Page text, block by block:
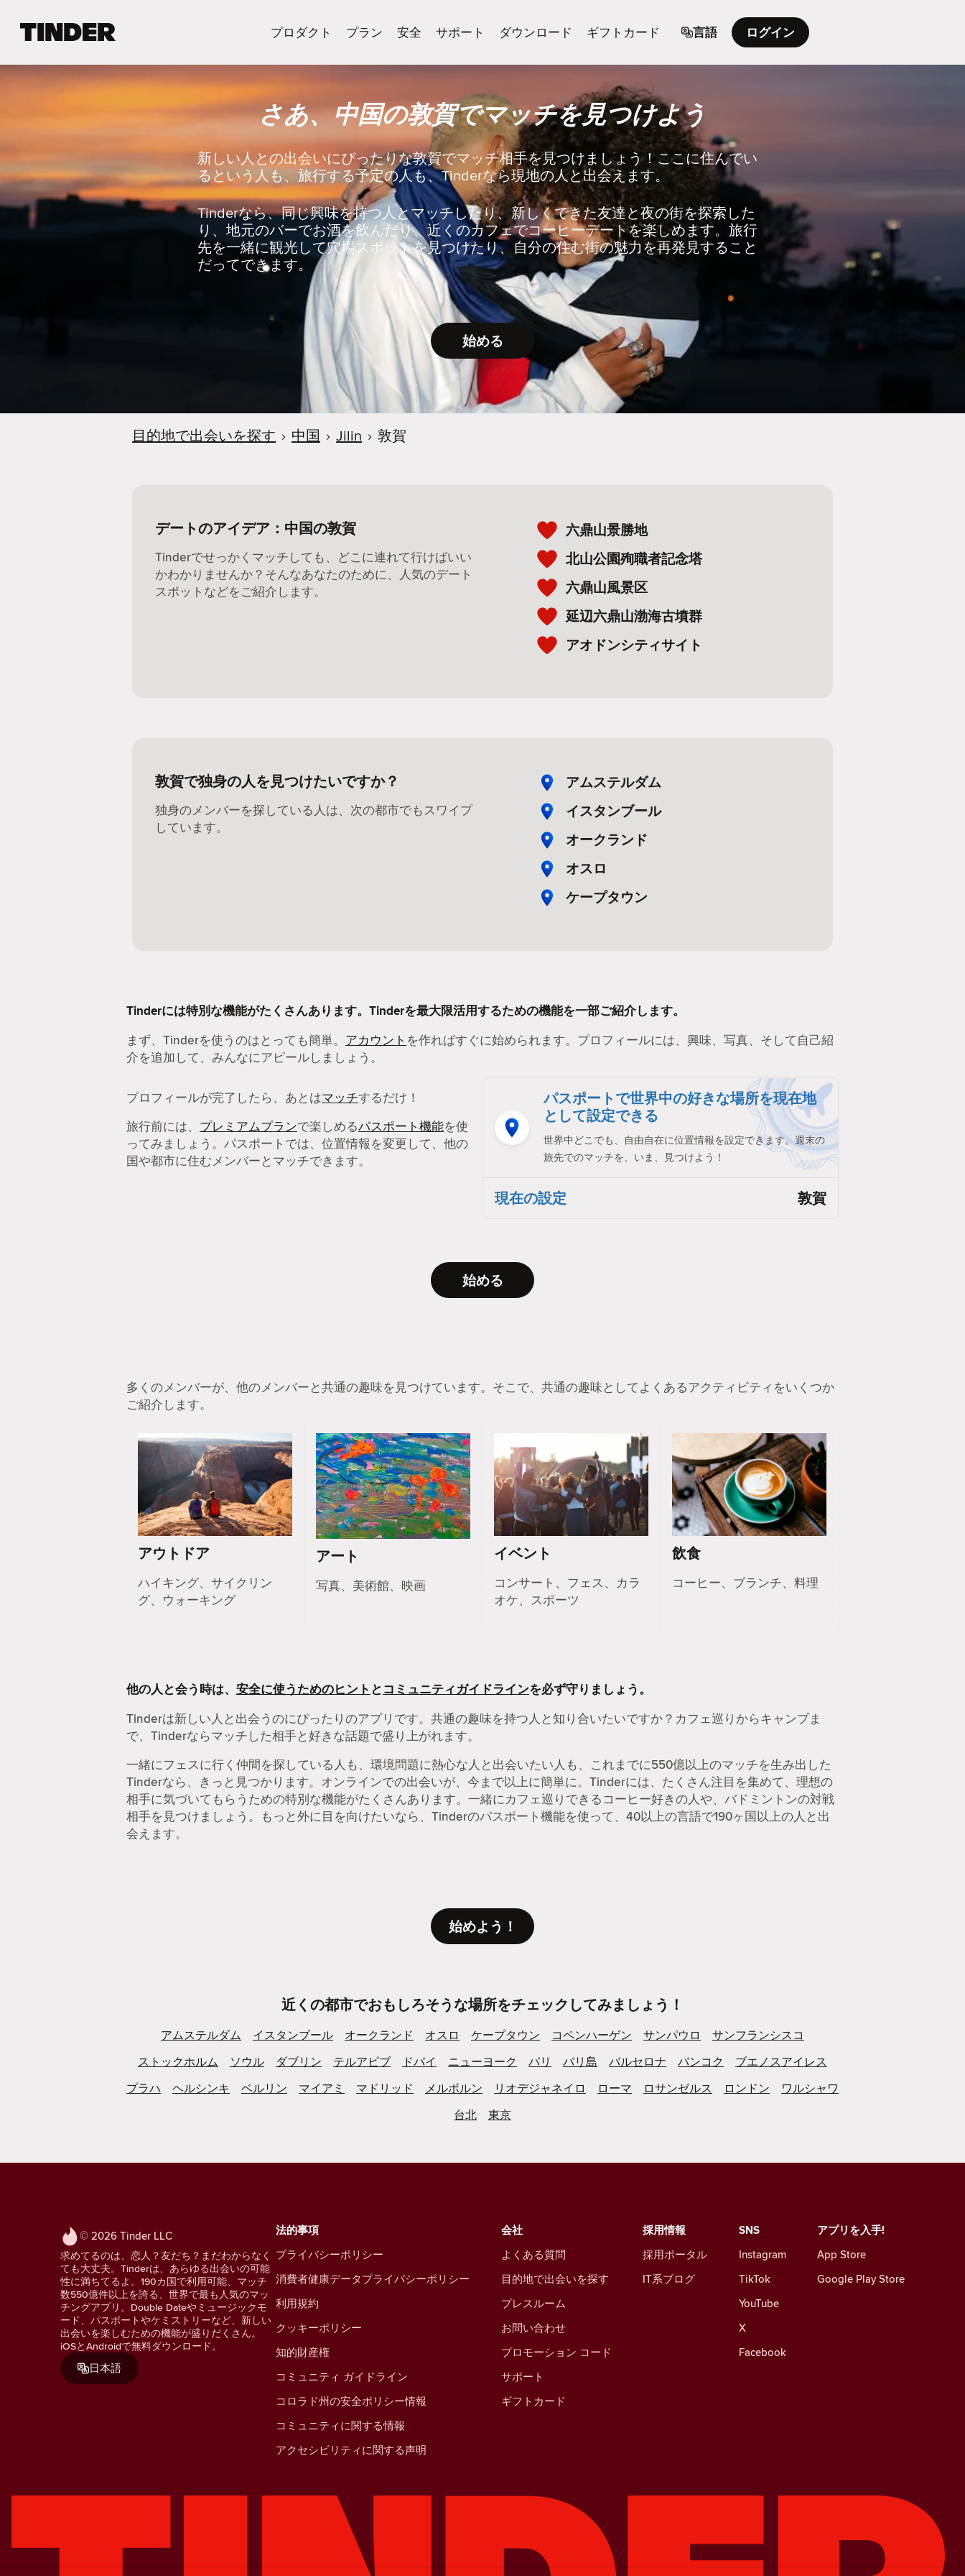
d
ム
ー
ジ
プロダクト プラン 安全 サポート ダウンロード ギフトカード 言語 ログイン
さあ、中国の敦賀でマッチを見つけよう
新しい人との出会いにぴったりな敦賀でマッチ相手を見つけましょう！ここに住んでい
るという人も、旅行する予定の人も、Tinderなら現地の人と出会えます。
Tinderなら、同じ興味を持つ人とマッチしたり、新しくできた友達と夜の街を探索した
り、地元のバーでお酒を飲んだり、近くのカフェでコーヒーデートを楽しめます。旅行
先を一緒に観光して穴場スポットを見つけたり、自分の住む街の魅力を再発見すること
だってできます。
始める
目的地で出会いを探す › 中国 › Jilin › 敦賀
デートのアイデア：中国の敦賀
Tinderでせっかくマッチしても、どこに連れて行けばいい
かわかりませんか？そんなあなたのために、人気のデート
スポットなどをご紹介します。
六鼎山景勝地
北山公園殉職者記念塔
六鼎山風景区
延辺六鼎山渤海古墳群
アオドンシティサイト
敦賀で独身の人を見つけたいですか？
独身のメンバーを探している人は、次の都市でもスワイプ
しています。
アムステルダム
イスタンブール
オークランド
オスロ
ケープタウン
Tinderには特別な機能がたくさんあります。Tinderを最大限活用するための機能を一部ご紹介します。
まず、Tinderを使うのはとっても簡単。 アカウント を作ればすぐに始められます。プロフィールには、興味、写真、そして自己紹
介を追加して、みんなにアピールしましょう。
プロフィールが完了したら、あとはマッチするだけ！
旅行前には、 プレミアムプランで楽しめるパスポート機能を使
ってみましょう。パスポートでは、位置情報を変更して、他の
国や都市に住むメンバーとマッチできます。
パスポートで世界中の好きな場所を現在地
として設定できる
世界中どこでも、自由自在に位置情報を設定できます。週末の
旅先でのマッチを、いま、見つけよう！
現在の設定 敦賀
始める
多くのメンバーが、他のメンバーと共通の趣味を見つけています。そこで、共通の趣味としてよくあるアクティビティをいくつか
ご紹介します。
アウトドア
ハイキング、サイクリン
グ、ウォーキング
アート
写真、美術館、映画
イベント
コンサート、フェス、カラ
オケ、スポーツ
飲食
コーヒー、ブランチ、料理
他の人と会う時は、安全に使うためのヒントとコミュニティガイドラインを必ず守りましょう。
Tinderは新しい人と出会うのにぴったりのアプリです。共通の趣味を持つ人と知り合いたいですか？カフェ巡りからキャンプま
で、Tinderならマッチした相手と好きな話題で盛り上がれます。
一緒にフェスに行く仲間を探している人も、環境問題に熱心な人と出会いたい人も、これまでに550億以上のマッチを生み出した
Tinderなら、きっと見つかります。オンラインでの出会いが、今まで以上に簡単に。Tinderには、たくさん注目を集めて、理想の
相手に気づいてもらうための特別な機能がたくさんあります。一緒にカフェ巡りできるコーヒー好きの人や、バドミントンの対戦
相手を見つけましょう。もっと外に目を向けたいなら、Tinderのパスポート機能を使って、40以上の言語で190ヶ国以上の人と出
会えます。
始めよう！
近くの都市でおもしろそうな場所をチェックしてみましょう！
アムステルダム イスタンブール オークランド オスロ ケープタウン コペンハーゲン サンパウロ
サンフランシスコ
ストックホルム
ソウル ダブリン テルアビブ ドバイ ニューヨーク パリ バリ島 バルセロナ バンコク
ブエノスアイレス
プラハ
ヘルシンキ ベルリン マイアミ マドリッド メルボルン リオデジャネイロ ローマ ロサンゼルス ロンドン
ワルシャワ
台北
東京
© 2026 Tinder LLC
求めてるのは、恋人？友だち？まだわからなく
ても大丈夫。Tinderは、あらゆる出会いの可能
性に満ちてるよ。190カ国で利用可能、マッチ
数550億件以上を誇る、世界で最も人気のマッ
チングアプリ。Double Dateやミュージックモ
ード、パスポートやケミストリーなど、新しい
出会いを楽しむための機能が盛りだくさん。
iOSとAndroidで無料ダウンロード。
日本語
SNS
Instagram
TikTok
YouTube
X
Facebook
法的事項
プライバシーポリシー
消費者健康データプライバシーポリシー
利用規約
クッキーポリシー
知的財産権
コミュニティ ガイドライン
コロラド州の安全ポリシー情報
コミュニティに関する情報
アクセシビリティに関する声明
採用情報
採用ポータル
IT系ブログ
会社
よくある質問
目的地で出会いを探す
プレスルーム
お問い合わせ
プロモーション コード
サポート
ギフトカード
アプリを入手!
App Store
Google Play Store